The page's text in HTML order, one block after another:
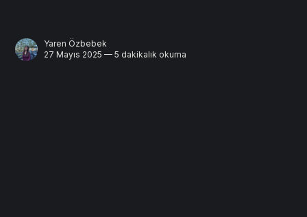
Yaren Özbebek
27 Mayıs 2025 — 5 dakikalık okuma